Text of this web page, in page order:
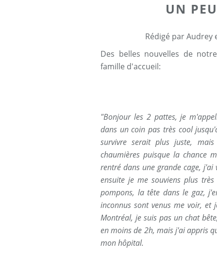
UN
Rédigé par
Des belles nouvelles de
famille d'accueil:
"Bonjour les 2 pattes, je
dans un coin pas très cool
survivre serait plus juste,
chaumières puisque la chance
rentré dans une grande cage,
ensuite je me souviens plus
pompons, la tête dans le gaz,
inconnus sont venus me voir, et
Montréal, je suis pas un chat
en moins de 2h, mais j'ai appris
mon hôpital.